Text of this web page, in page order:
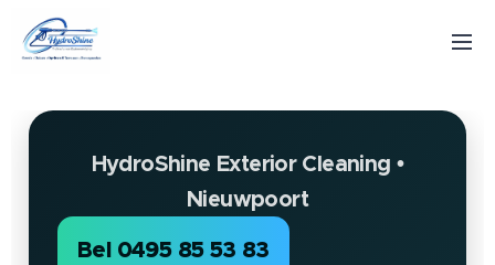
HydroShine Exterior Cleaning •
Nieuwpoort
Bel 0495 85 53 83